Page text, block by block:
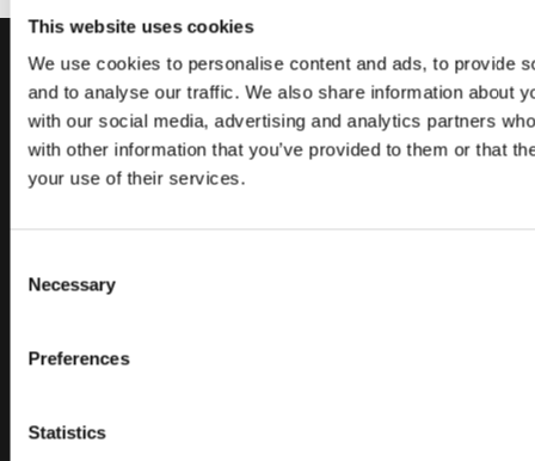
This website uses cookies
We use cookies to personalise content and ads, to provide
and to analyse our traffic. We also share information about
with our social media, advertising and analytics partners
with other information that you’ve provided to them or that
your use of their services.
Selection
Necessary
Preferences
Statistics
ЗВ’ЯЖІТЬСЯ З НАМИ
РОЗПОЧНІТЬ СВОЮ ПОДОРОЖ
З AVANT